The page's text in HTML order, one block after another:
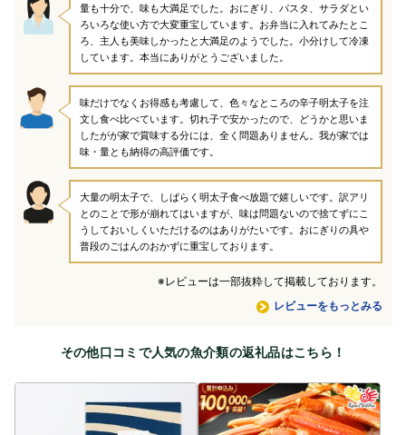
レビューをもっとみる
量も十分で、味も大満足でした。おにぎり、パスタ、サラダとい
ろいろな使い方で大変重宝しています。お弁当に入れてみたとこ
ろ、主人も美味しかったと大満足のようでした。小分けして冷凍
しています。本当にありがとうございました。
味だけでなくお得感も考慮して、色々なところの辛子明太子を注
文し食べ比べています。切れ子で安かったので、どうかと思いま
したがが家で賞味する分には、全く問題ありません。我が家では
味・量とも納得の高評価です。
大量の明太子で、しばらく明太子食べ放題で嬉しいです。訳アリ
とのことで形が崩れてはいますが、味は問題ないので捨てずにこ
うしておいしくいただけるのはありがたいです。おにぎりの具や
普段のごはんのおかずに重宝しております。
※レビューは一部抜粋して掲載しております。
その他口コミで人気の魚介類の返礼品はこちら！